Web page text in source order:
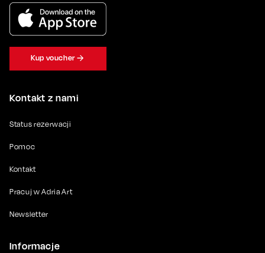
Kontakt z nami
Status rezerwacji
Pomoc
Kontakt
Pracuj w Adria Art
Newsletter
Informacje
Kup voucher